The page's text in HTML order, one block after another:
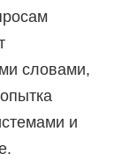
словами,
и